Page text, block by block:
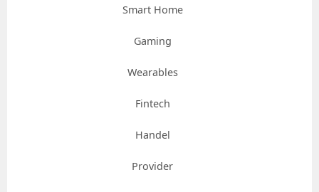
Smart Home
Gaming
Wearables
Fintech
Handel
Provider